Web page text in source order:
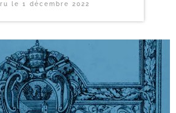
le 1 décembre 2022